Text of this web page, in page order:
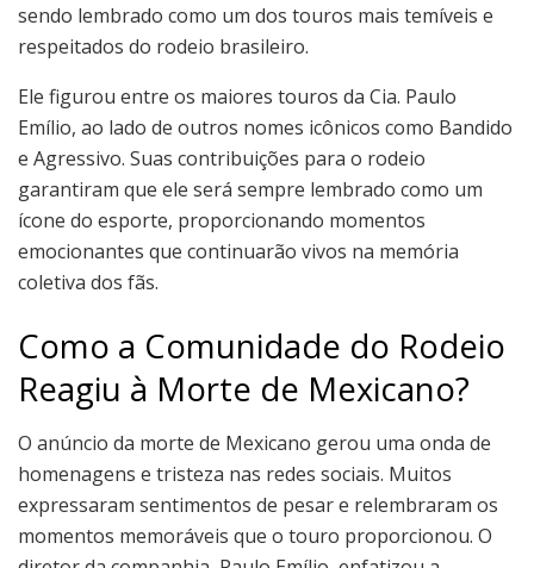
sendo lembrado como um dos touros mais temíveis e
respeitados do rodeio brasileiro.
Ele figurou entre os maiores touros da Cia. Paulo
Emílio, ao lado de outros nomes icônicos como Bandido
e Agressivo. Suas contribuições para o rodeio
garantiram que ele será sempre lembrado como um
ícone do esporte, proporcionando momentos
emocionantes que continuarão vivos na memória
coletiva dos fãs.
Como a Comunidade do Rodeio
Reagiu à Morte de Mexicano?
O anúncio da morte de Mexicano gerou uma onda de
homenagens e tristeza nas redes sociais. Muitos
expressaram sentimentos de pesar e relembraram os
momentos memoráveis que o touro proporcionou. O